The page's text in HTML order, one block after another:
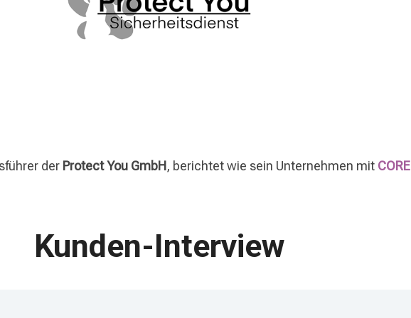
der Protect You GmbH, berichtet wie sein Unternehmen mit
Kunden-Interview